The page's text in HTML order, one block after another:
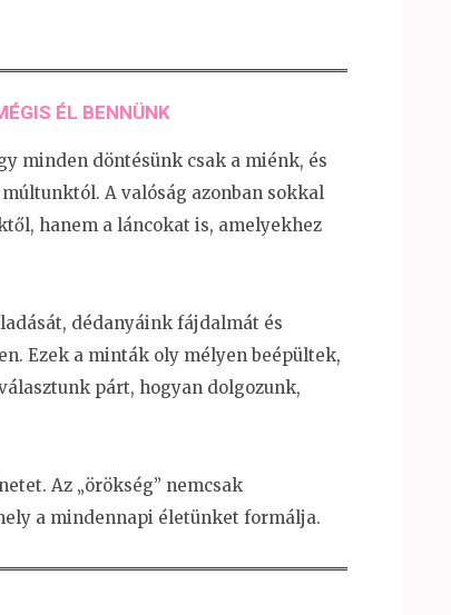
ÉL BENNÜNK
minden döntésünk csak a miénk, és
A valóság azonban sokkal
hanem a láncokat is, amelyekhez
dédanyáink fájdalmát és
Ezek a minták oly mélyen beépültek,
párt, hogyan dolgozunk,
Az „örökség” nemcsak
a mindennapi életünket formálja.